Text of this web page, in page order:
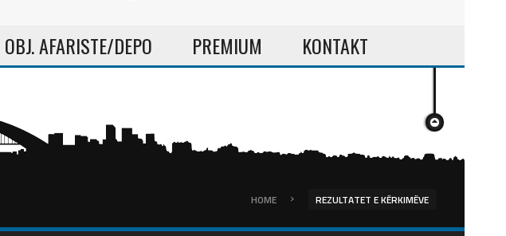
OBJ. AFARISTE/DEPO PREMIUM KONTAKT
HOME › REZULTATET E KËRKIMËVE